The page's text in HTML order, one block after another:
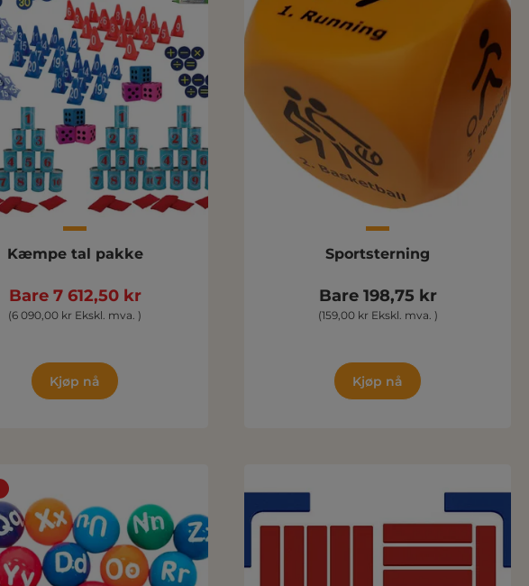
Kæmpe tal pakke
Bare 7 612,50 kr
(6 090,00 kr Ekskl. mva. )
Kjøp nå
Sportsterning
Bare 198,75 kr
(159,00 kr Ekskl. mva. )
Kjøp nå